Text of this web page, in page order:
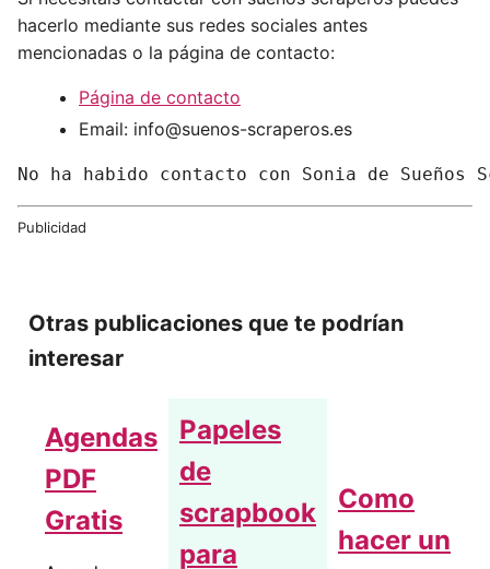
hacerlo mediante sus redes sociales antes
mencionadas o la página de contacto:
Página de contacto
Email: info@suenos-scraperos.es
No ha habido contacto con Sonia de
Publicidad
Otras publicaciones que te podrían
interesar
Agendas
PDF
Gratis
Papeles
de
scrapbook
para
Como
hacer un